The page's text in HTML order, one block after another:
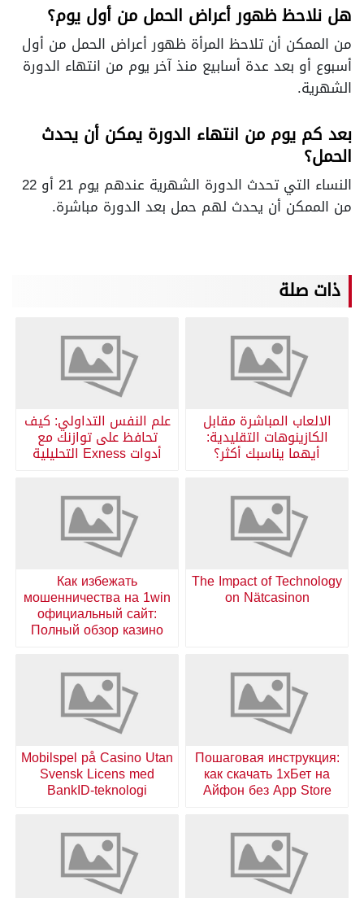
هل نلاحظ ظهور أعراض الحمل من أول يوم؟
من الممكن أن تلاحظ المرأة ظهور أعراض الحمل من أول
أسبوع أو بعد عدة أسابيع منذ آخر يوم من انتهاء الدورة
الشهرية.
بعد كم يوم من انتهاء الدورة يمكن أن يحدث
الحمل؟
النساء التي تحدث الدورة الشهرية عندهم يوم 21 أو 22
من الممكن أن يحدث لهم حمل بعد الدورة مباشرة.
ذات صلة
الالعاب المباشرة مقابل
الكازينوهات التقليدية:
أيهما يناسبك أكثر؟
علم النفس التداولي: كيف
تحافظ على توازنك مع
أدوات Exness التحليلية
The Impact of Technology
on Nätcasinon
Как избежать
мошенничества на 1win
официальный сайт:
Полный обзор казино
Пошаговая инструкция:
как скачать 1хБет на
Айфон без App Store
Mobilspel på Casino Utan
Svensk Licens med
BankID-teknologi